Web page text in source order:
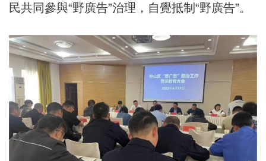
民共同參與“野廣告”治理，自覺抵制“野廣告”。